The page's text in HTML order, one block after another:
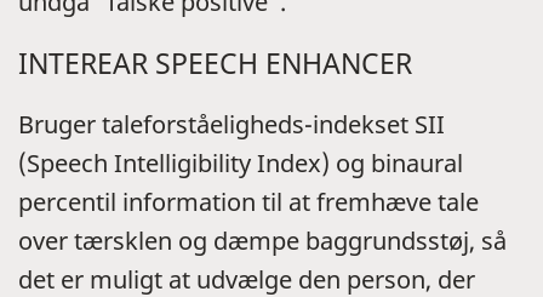
INTEREAR SPEECH ENHANCER
Bruger taleforståeligheds-indekset SII
(Speech Intelligibility Index) og binaural
percentil information til at fremhæve tale
over tærsklen og dæmpe baggrundsstøj, så
det er muligt at udvælge den person, der